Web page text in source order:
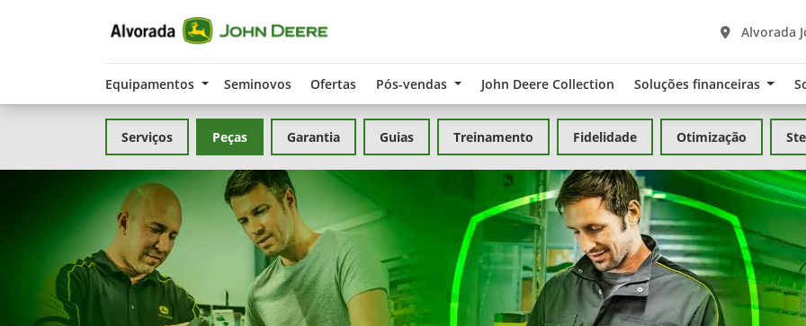
Alvorada
Equipamentos Seminovos Ofertas Pós-vendas John Deere Collection Soluções financeiras
Serviços Peças Garantia Guias Treinamento Fidelidade Otimização